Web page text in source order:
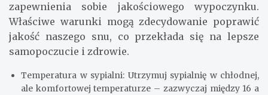
zapewnienia sobie jakościowego wypoczynku.
Właściwe warunki mogą zdecydowanie poprawić
jakość naszego snu, co przekłada się na lepsze
samopoczucie i zdrowie.
Temperatura w sypialni: Utrzymuj sypialnię w chłodnej,
ale komfortowej temperaturze – zazwyczaj między 16 a